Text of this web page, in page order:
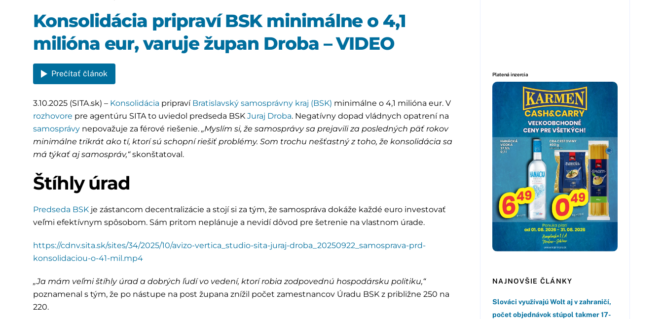
Konsolidácia pripraví BSK minimálne o 4,1
milióna eur, varuje župan Droba – VIDEO
Prečítať článok
3.10.2025 (SITA.sk) – Konsolidácia pripraví Bratislavský samosprávny kraj (BSK) minimálne o 4,1 milióna eur. V
rozhovore pre agentúru SITA to uviedol predseda BSKJuraj Droba. Negatívny dopad vládnych opatrení na
samosprávy nepovažuje za férové riešenie.„Myslím si, že samosprávy sa prejavili za posledných päť rokov
minimálne trikrát ako tí, ktorí sú schopní riešiť problémy. Som trochu nešťastný z toho, že konsolidácia sa
má týkať aj samospráv,“skonštatoval.
Štíhly úrad
Predseda BSK je zástancom decentralizácie a stojí si za tým, že samospráva dokáže každé euro investovať
veľmi efektívnym spôsobom. Sám pritom neplánuje a nevidí dôvod pre šetrenie na vlastnom úrade.
https://cdnv.sita.sk/sites/34/2025/10/avizo-vertica_studio-sita-juraj-droba_20250922_samosprava-prd-
konsolidaciou-o-41-mil.mp4
„Ja mám veľmi štíhly úrad a dobrých ľudí vo vedení, ktorí robia zodpovednú hospodársku politiku,“
poznamenal s tým, že po nástupe na post župana znížil počet zamestnancov Úradu BSK z približne 250 na
220.
Platená inzercia
NAJNOVŠIE ČLÁNKY
Slováci využívajú Wolt aj v zahraničí,
počet objednávok stúpol takmer 17-